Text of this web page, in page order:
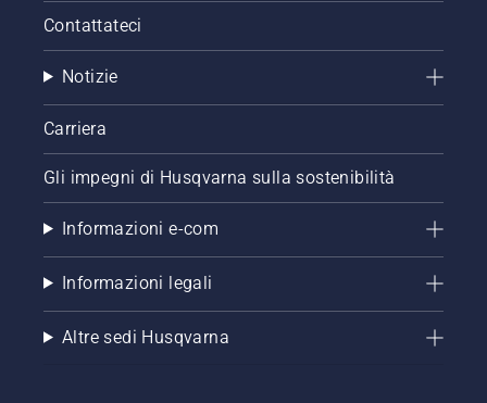
Contattateci
Notizie
Carriera
Gli impegni di Husqvarna sulla sostenibilità
Informazioni e-com
Informazioni legali
Altre sedi Husqvarna